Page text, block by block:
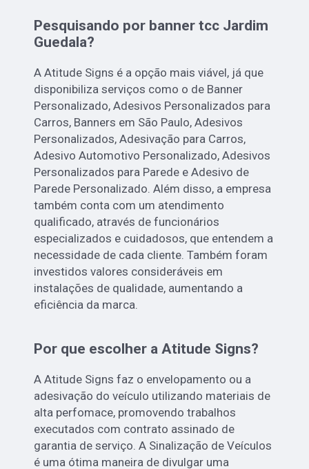
Pesquisando por banner tcc Jardim
Guedala?
A Atitude Signs é a opção mais viável, já que
disponibiliza serviços como o de Banner
Personalizado, Adesivos Personalizados para
Carros, Banners em São Paulo, Adesivos
Personalizados, Adesivação para Carros,
Adesivo Automotivo Personalizado, Adesivos
Personalizados para Parede e Adesivo de
Parede Personalizado. Além disso, a empresa
também conta com um atendimento
qualificado, através de funcionários
especializados e cuidadosos, que entendem a
necessidade de cada cliente. Também foram
investidos valores consideráveis em
instalações de qualidade, aumentando a
eficiência da marca.
Por que escolher a Atitude Signs?
A Atitude Signs faz o envelopamento ou a
adesivação do veículo utilizando materiais de
alta perfomace, promovendo trabalhos
executados com contrato assinado de
garantia de serviço. A Sinalização de Veículos
é uma ótima maneira de divulgar uma